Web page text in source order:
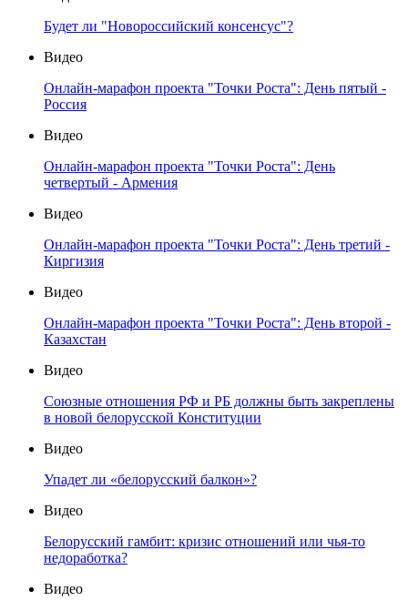
Будет ли "Новороссийский консенсус"?
Видео
Онлайн-марафон проекта "Точки Роста": День пятый -
Россия
Видео
Онлайн-марафон проекта "Точки Роста": День
четвертый - Армения
Видео
Онлайн-марафон проекта "Точки Роста": День третий -
Киргизия
Видео
Онлайн-марафон проекта "Точки Роста": День второй -
Казахстан
Видео
Союзные отношения РФ и РБ должны быть закреплены
в новой белорусской Конституции
Видео
Упадет ли «белорусский балкон»?
Видео
Белорусский гамбит: кризис отношений или чья-то
недоработка?
Видео